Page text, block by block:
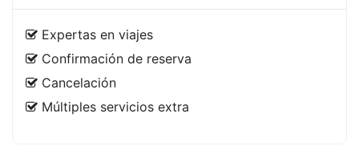
Expertas en viajes
Confirmación de reserva
Cancelación
Múltiples servicios extra